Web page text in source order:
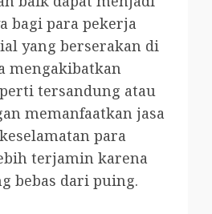
bagi para pekerja
yang berserakan di
mengakibatkan
tersandung atau
memanfaatkan jasa
para
terjamin karena
bebas dari puing.